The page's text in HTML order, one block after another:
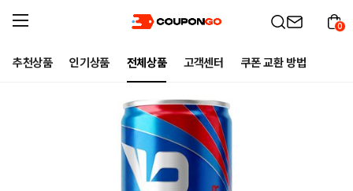
추천상품 인기상품 전체상품 고객센터 쿠폰 교환 방법
0